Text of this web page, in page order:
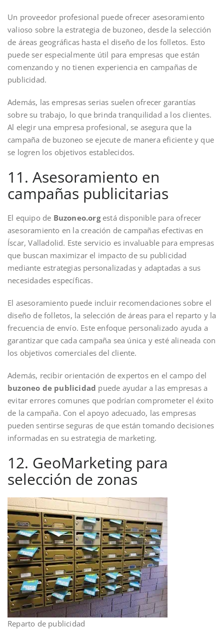
Un proveedor profesional puede ofrecer asesoramiento
valioso sobre la estrategia de buzoneo, desde la selección
de áreas geográficas hasta el diseño de los folletos. Esto
puede ser especialmente útil para empresas que están
comenzando y no tienen experiencia en campañas de
publicidad.
Además, las empresas serias suelen ofrecer garantías
sobre su trabajo, lo que brinda tranquilidad a los clientes.
Al elegir una empresa profesional, se asegura que la
campaña de buzoneo se ejecute de manera eficiente y que
se logren los objetivos establecidos.
11. Asesoramiento en
campañas publicitarias
El equipo de Buzoneo.orgestá disponible para ofrecer
asesoramiento en la creación de campañas efectivas en
Íscar, Valladolid. Este servicio es invaluable para empresas
que buscan maximizar el impacto de su publicidad
mediante estrategias personalizadas y adaptadas a sus
necesidades específicas.
El asesoramiento puede incluir recomendaciones sobre el
diseño de folletos, la selección de áreas para el reparto y la
frecuencia de envío. Este enfoque personalizado ayuda a
garantizar que cada campaña sea única y esté alineada con
los objetivos comerciales del cliente.
Además, recibir orientación de expertos en el campo del
buzoneo de publicidad puede ayudar a las empresas a
evitar errores comunes que podrían comprometer el éxito
de la campaña. Con el apoyo adecuado, las empresas
pueden sentirse seguras de que están tomando decisiones
informadas en su estrategia de marketing.
12. GeoMarketing para
selección de zonas
Reparto de publicidad